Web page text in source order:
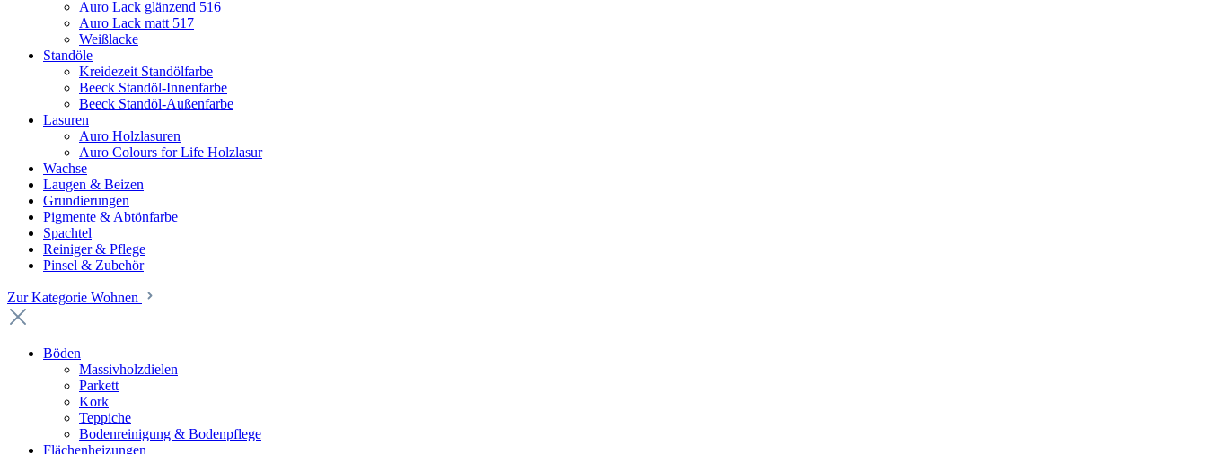
Auro Lack glänzend 516
Auro Lack matt 517
Weißlacke
Standöle
Kreidezeit Standölfarbe
Beeck Standöl-Innenfarbe
Beeck Standöl-Außenfarbe
Lasuren
Auro Holzlasuren
Auro Colours for Life Holzlasur
Wachse
Laugen & Beizen
Grundierungen
Pigmente & Abtönfarbe
Spachtel
Reiniger & Pflege
Pinsel & Zubehör
Zur Kategorie Wohnen
Böden
Massivholzdielen
Parkett
Kork
Teppiche
Bodenreinigung & Bodenpflege
Flächenheizungen